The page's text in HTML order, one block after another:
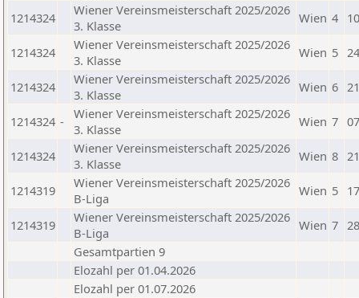
1214324
Wiener Vereinsmeisterschaft 2025/2026
3. Klasse
Wien 4
1214324
Wiener Vereinsmeisterschaft 2025/2026
3. Klasse
Wien 5
1214324
Wiener Vereinsmeisterschaft 2025/2026
3. Klasse
Wien 6
1214324 -
Wiener Vereinsmeisterschaft 2025/2026
3. Klasse
Wien 7
1214324
Wiener Vereinsmeisterschaft 2025/2026
3. Klasse
Wien 8
1214319
Wiener Vereinsmeisterschaft 2025/2026
B-Liga
Wien 5
1214319
Wiener Vereinsmeisterschaft 2025/2026
B-Liga
Wien 7
Gesamtpartien 9
Elozahl per 01.04.2026
Elozahl per 01.07.2026